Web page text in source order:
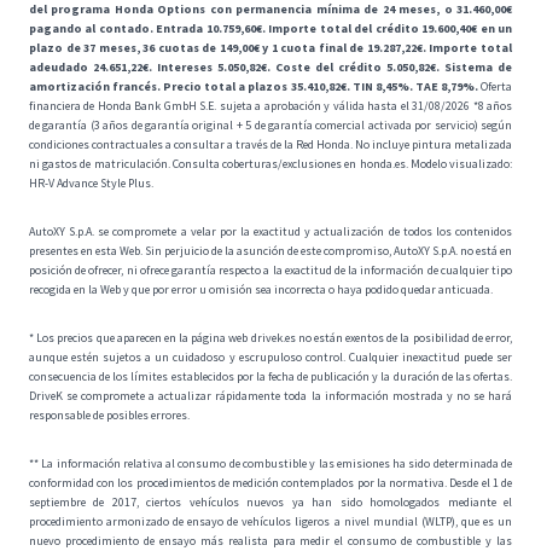
del programa Honda Options con permanencia mínima de 24 meses, o 31.460,00€
pagando al contado. Entrada 10.759,60€. Importe total del crédito 19.600,40€ en un
plazo de 37 meses, 36 cuotas de 149,00€ y 1 cuota final de 19.287,22€. Importe total
adeudado 24.651,22€. Intereses 5.050,82€. Coste del crédito 5.050,82€. Sistema de
amortización francés. Precio total a plazos 35.410,82€. TIN 8,45%. TAE 8,79%.Oferta
financiera de Honda Bank GmbH S.E. sujeta a aprobación y válida hasta el 31/08/2026 *8 años
de garantía (3 años de garantía original + 5 de garantía comercial activada por servicio) según
condiciones contractuales a consultar a través de la Red Honda. No incluye pintura metalizada
ni gastos de matriculación. Consulta coberturas/exclusiones en honda.es. Modelo visualizado:
HR-V Advance Style Plus.
AutoXY S.p.A. se compromete a velar por la exactitud y actualización de todos los contenidos
presentes en esta Web. Sin perjuicio de la asunción de este compromiso, AutoXY S.p.A. no está en
posición de ofrecer, ni ofrece garantía respecto a la exactitud de la información de cualquier tipo
recogida en la Web y que por error u omisión sea incorrecta o haya podido quedar anticuada.
* Los precios que aparecen en la página web drivek.es no están exentos de la posibilidad de error,
aunque estén sujetos a un cuidadoso y escrupuloso control. Cualquier inexactitud puede ser
consecuencia de los límites establecidos por la fecha de publicación y la duración de las ofertas.
DriveK se compromete a actualizar rápidamente toda la información mostrada y no se hará
responsable de posibles errores.
** La información relativa al consumo de combustible y las emisiones ha sido determinada de
conformidad con los procedimientos de medición contemplados por la normativa. Desde el 1 de
septiembre de 2017, ciertos vehículos nuevos ya han sido homologados mediante el
procedimiento armonizado de ensayo de vehículos ligeros a nivel mundial (WLTP), que es un
nuevo procedimiento de ensayo más realista para medir el consumo de combustible y las